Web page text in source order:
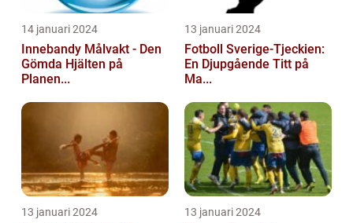
14 januari 2024
Innebandy Målvakt - Den
Gömda Hjälten på
Planen...
13 januari 2024
Fotboll Sverige-Tjeckien:
En Djupgående Titt på
Ma...
13 januari 2024 13 januari 2024